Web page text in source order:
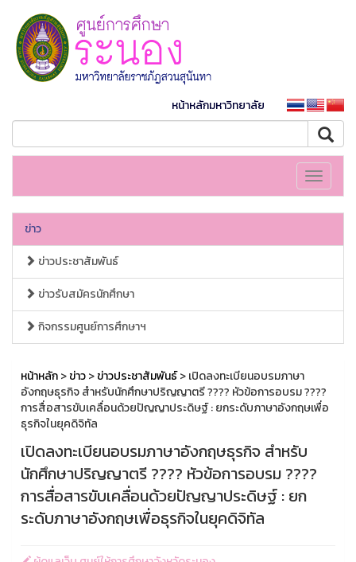
หน้าหลักมหาวิทยาลัย
Toggle
ข่าว
ข่าวประชาสัมพันธ์
ข่าวรับสมัครนักศึกษา
กิจกรรมศูนย์การศึกษาฯ
หน้าหลัก>ข่าว>ข่าวประชาสัมพันธ์> เปิดลงทะเบียนอบรมภาษา
อังกฤษธุรกิจ สำหรับนักศึกษาปริญญาตรี ???? หัวข้อการอบรม ????
การสื่อสารขับเคลื่อนด้วยปัญญาประดิษฐ์ : ยกระดับภาษาอังกฤษเพื่อ
ธุรกิจในยุคดิจิทัล
เปิดลงทะเบียนอบรมภาษาอังกฤษธุรกิจ สำหรับ
นักศึกษาปริญญาตรี ???? หัวข้อการอบรม ????
การสื่อสารขับเคลื่อนด้วยปัญญาประดิษฐ์ : ยก
ระดับภาษาอังกฤษเพื่อธุรกิจในยุคดิจิทัล